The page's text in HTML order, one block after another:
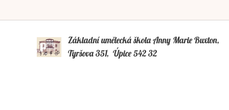
Základní umělecká škola Anny Marie Buxton,
Tyršova 351, Úpice 542 32